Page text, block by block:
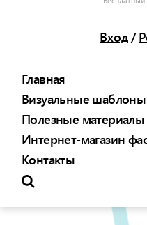
Вход/
Главная
Визуальные шаблоны
Полезные материалы
Интернет-магазин
Контакты